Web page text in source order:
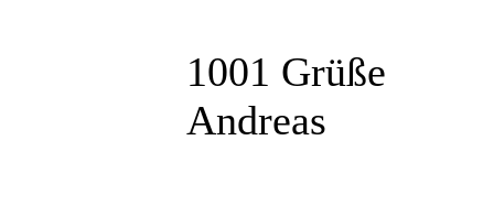
1001 Grüße
Andreas